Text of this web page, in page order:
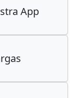
App